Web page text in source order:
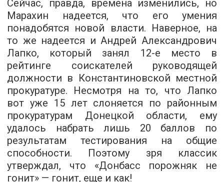
Сейчас, правда, времена изменились, но
Марахин надеется, что его умения
понадобятся новой власти. Наверное, на
то же надеется и Андрей Александрович
Лапко, который занял 12-е место в
рейтинге соискателей руководящей
должности в Константиновской местной
прокуратуре. Несмотря на то, что Лапко
вот уже 15 лет слоняется по районным
прокуратурам Донецкой области, ему
удалось набрать лишь 20 баллов по
результатам тестирования на общие
способности. Поэтому зря классик
утверждал, что «Донбасс порожняк не
гонит» — гонит, еще и как!